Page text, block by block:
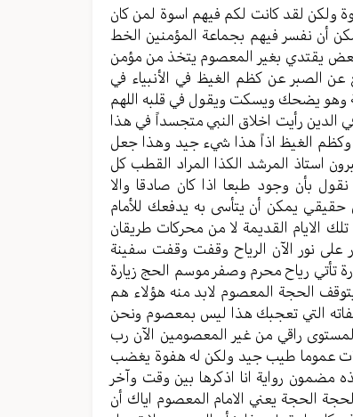
ولكن لقد كانت لكم فيهم اسوة لمن كان
أن نفسر فيهم بجماعة المؤمنين الخط
يقتدي بغير المعصوم يتخذ من مؤمن
الصبر عن كظم الغيظ في الأنبياء في
وهو يضحك ويسكت ويقول في قلبه اللهم
الدين رأيت اخلاق النبي متجسداً في هذا
وكظم الغيظ اذاً هذا شيء جيد وهذا جعل
استاذ المرشد الكذا المراد القطب كل
بأن وجود طبعا اذا كان صادقا والا
حقيقي يمكن أن يتأسى به يدفعك للأمام
الايام القديمة لا من محركات طريقان
على نور الآن الرياح وقفت وقفت سفينة
تأتي رياح محرم وصفر موسم الحج زيارة
يتوقف الحجة المعصوم لابد منه هؤلاء هم
التي تعجبك هذا ليس بمعصوم ونحن
راقي من غير المعصومين الآن رب
عموما طيب جيد ولكن له هفوة يغضب
مضمون رواية انا اذكرها بين وقت وآخر
الحجة يعني الامام المعصوم اياك أن